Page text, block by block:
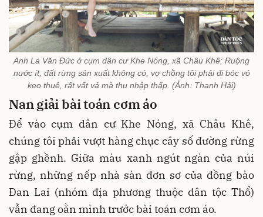
Anh La Văn Đức ở cụm dân cư Khe Nóng, xã Châu Khê: Ruộng
nước ít, đất rừng sản xuất không có, vợ chồng tôi phải đi bóc vỏ
keo thuê, rất vất vả mà thu nhập thấp. (Ảnh: Thanh Hải)
Nan giải bài toán cơm áo
Để vào cụm dân cư Khe Nóng, xã Châu Khê,
chúng tôi phải vượt hàng chục cây số đường rừng
gập ghềnh. Giữa màu xanh ngút ngàn của núi
rừng, những nếp nhà sàn đơn sơ của đồng bào
Đan Lai (nhóm địa phương thuộc dân tộc Thổ)
vẫn đang oằn mình trước bài toán cơm áo.